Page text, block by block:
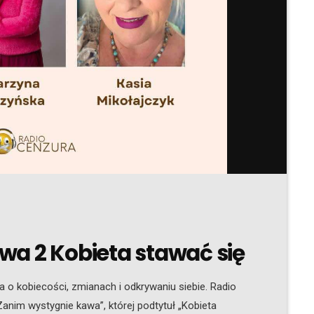
2 Kobieta stawać się
kobiecości, zmianach i odkrywaniu siebie. Radio
wystygnie kawa”, której podtytuł „Kobieta